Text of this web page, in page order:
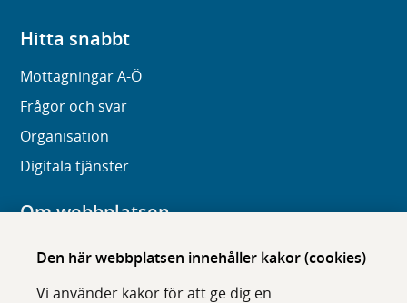
Den här webbplatsen innehåller kakor (cookies)
Vi använder kakor för att ge dig en
Hitta snabbt
Mottagningar A-Ö
Frågor och svar
Organisation
Digitala tjänster
Om webbplatsen
Om karolinska.se